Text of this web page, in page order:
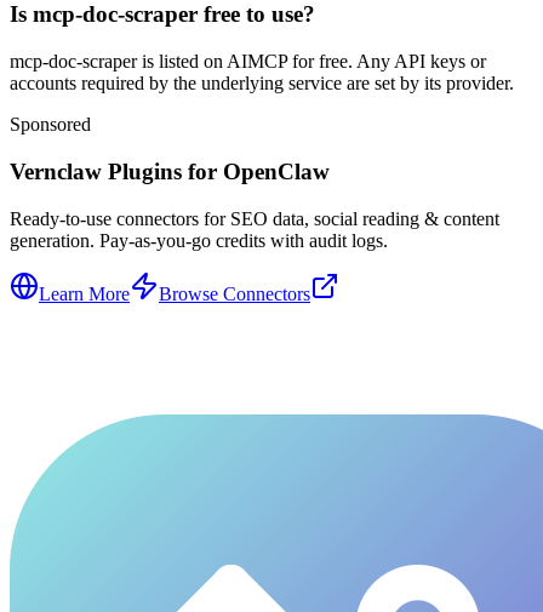
Is mcp-doc-scraper free to use?
mcp-doc-scraper is listed on AIMCP for free. Any API keys or
accounts required by the underlying service are set by its provider.
Sponsored
Vernclaw Plugins for OpenClaw
Ready-to-use connectors for SEO data, social reading & content
generation. Pay-as-you-go credits with audit logs.
Learn More Browse Connectors